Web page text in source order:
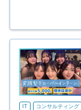
IT コンサルティング